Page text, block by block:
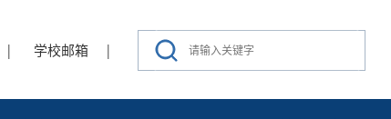
| 学校邮箱 |